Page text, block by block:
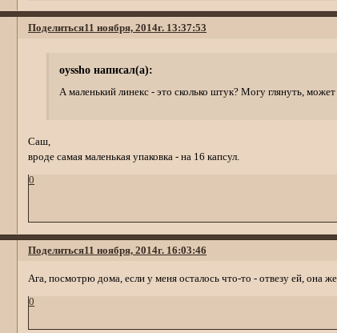
Поделиться11 ноября, 2014г. 13:37:53
oyssho написал(а):
А маленький линекс - это сколько штук? Могу глянуть, может
Саш,
вроде самая маленькая упаковка - на 16 капсул.
0
Поделиться11 ноября, 2014г. 16:03:46
Ага, посмотрю дома, если у меня осталось что-то - отвезу ей, она
0